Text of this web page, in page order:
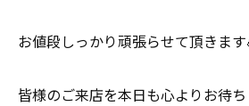
お値段しっかり頑張らせて頂きま
皆様のご来店を本日も心よりお待ち